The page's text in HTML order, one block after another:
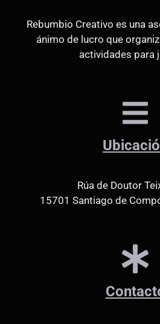
Rebumbio Creativo es una
ánimo de lucro que
actividades para
Rúa de Doutor
15701 Santiago de